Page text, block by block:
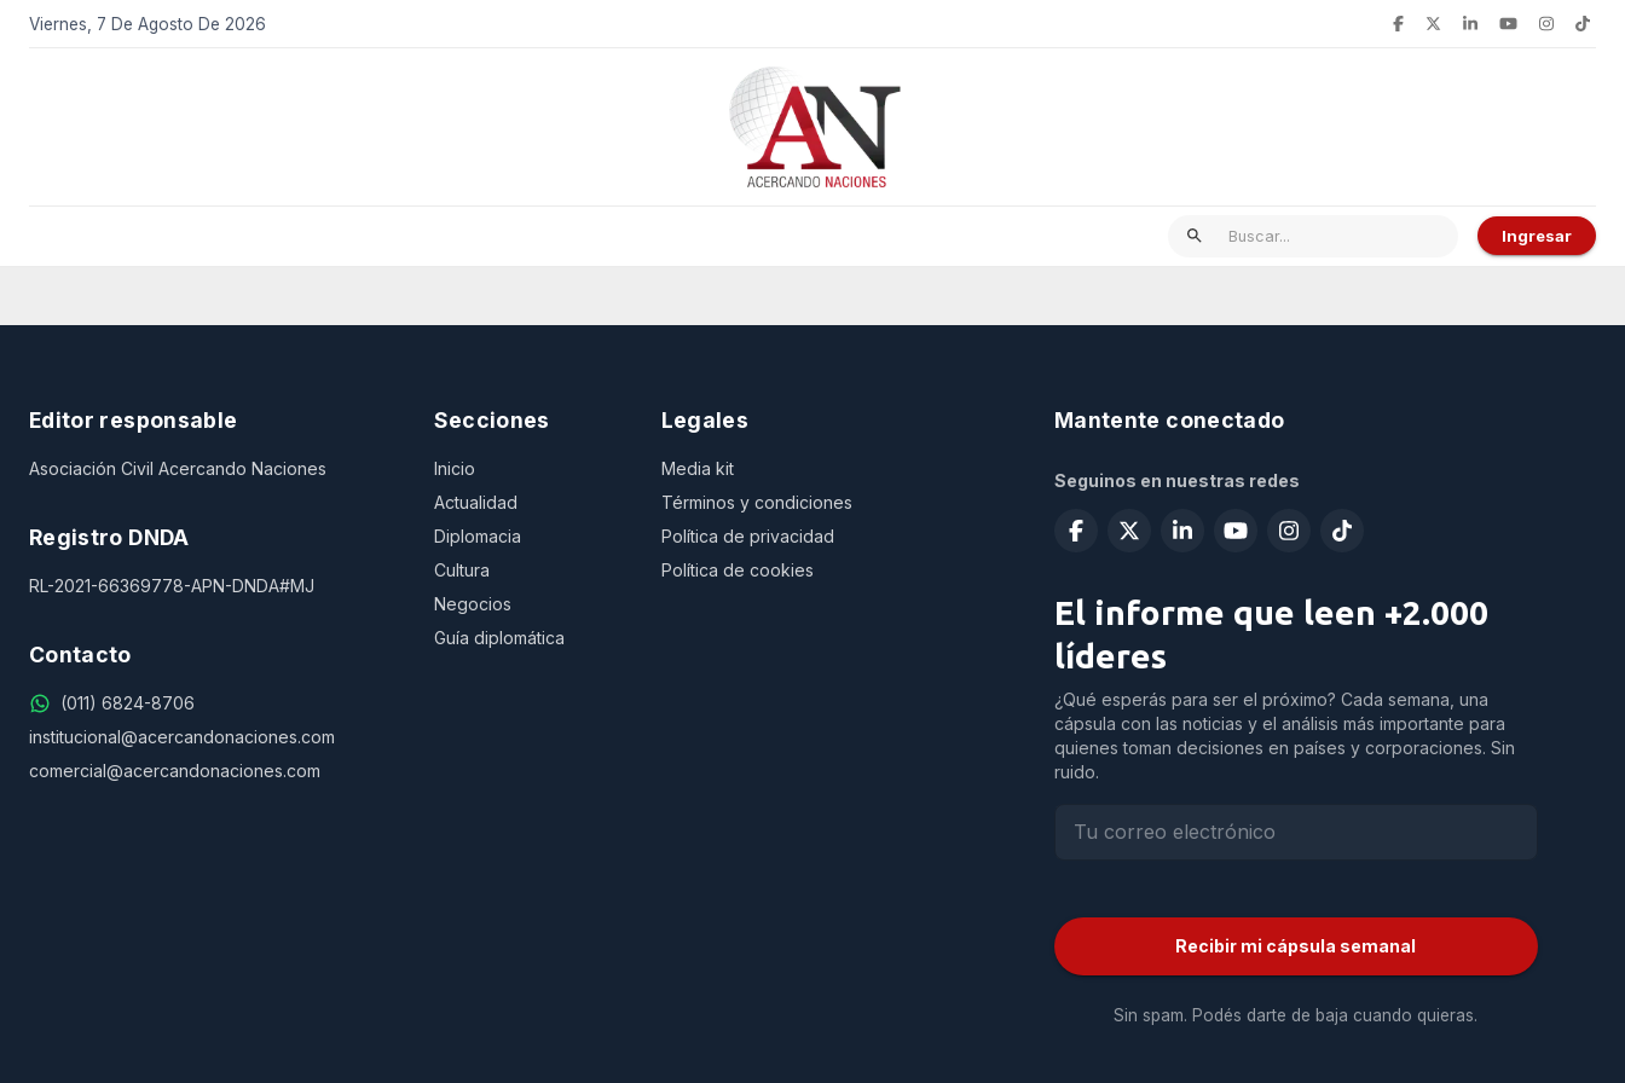
Viernes, 7 De Agosto De 2026
Ingresar
Editor responsable
Asociación Civil Acercando Naciones
Registro DNDA
RL-2021-66369778-APN-DNDA#MJ
Contacto
(011) 6824-8706
institucional@acercandonaciones.com
comercial@acercandonaciones.com
Secciones
Inicio
Actualidad
Diplomacia
Cultura
Negocios
Guía diplomática
Legales
Media kit
Términos y condiciones
Política de privacidad
Política de cookies
Mantente conectado
Seguinos en nuestras redes
El informe que leen +2.000
líderes
¿Qué esperás para ser el próximo? Cada semana, una
cápsula con las noticias y el análisis más importante para
quienes toman decisiones en países y corporaciones. Sin
ruido.
Recibir mi cápsula semanal
Sin spam. Podés darte de baja cuando quieras.